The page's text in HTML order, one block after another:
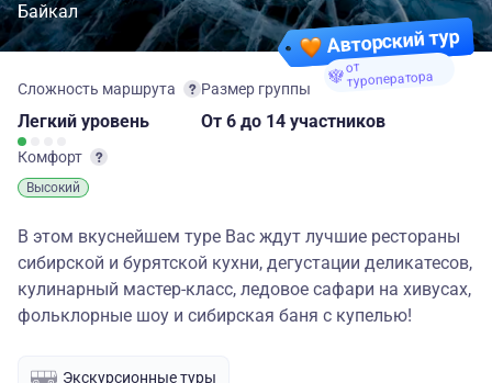
Авторский тур
от
туроператора
Байкал
Сложность маршрута
Легкий уровень
Комфорт
Высокий
Размер группы
От 6 до 14 участников
В этом вкуснейшем туре Вас ждут лучшие рестораны
сибирской и бурятской кухни, дегустации деликатесов,
кулинарный мастер-класс, ледовое сафари на хивусах,
фольклорные шоу и сибирская баня с купелью!
Экскурсионные туры